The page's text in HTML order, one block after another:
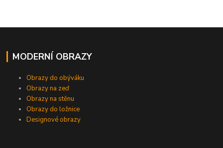
MODERNÍ OBRAZY
Obrazy do obýváku
Obrazy na zeď
Obrazy na stěnu
Obrazy do ložnice
Designové obrazy